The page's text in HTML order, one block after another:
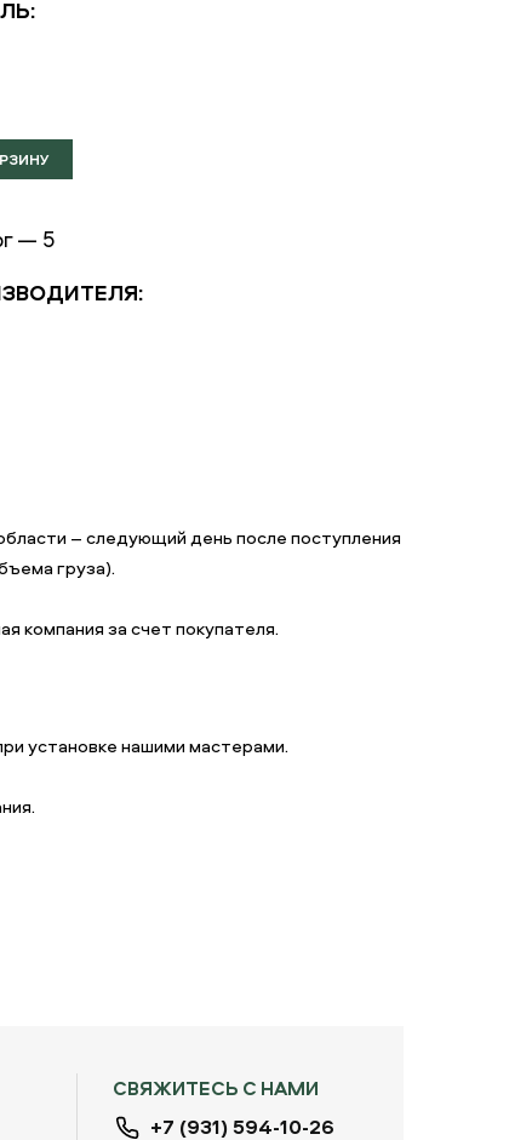
— 5
– следующий день после поступления
груза).
компания за счет покупателя.
установке нашими мастерами.
СВЯЖИТЕСЬ С НАМИ
+7 (931) 594-10-26